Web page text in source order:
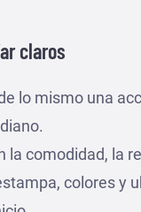
claros
lo mismo una
la comodidad, la
colores y